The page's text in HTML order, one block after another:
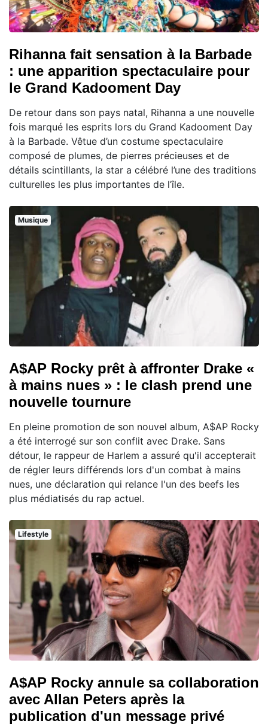
Rihanna fait sensation à la Barbade
: une apparition spectaculaire pour
le Grand Kadooment Day
De retour dans son pays natal, Rihanna a une nouvelle
fois marqué les esprits lors du Grand Kadooment Day
à la Barbade. Vêtue d’un costume spectaculaire
composé de plumes, de pierres précieuses et de
détails scintillants, la star a célébré l’une des traditions
culturelles les plus importantes de l’île.
Musique
A$AP Rocky prêt à affronter Drake «
à mains nues » : le clash prend une
nouvelle tournure
En pleine promotion de son nouvel album, A$AP Rocky
a été interrogé sur son conflit avec Drake. Sans
détour, le rappeur de Harlem a assuré qu'il accepterait
de régler leurs différends lors d'un combat à mains
nues, une déclaration qui relance l'un des beefs les
plus médiatisés du rap actuel.
Lifestyle
A$AP Rocky annule sa collaboration
avec Allan Peters après la
publication d'un message privé